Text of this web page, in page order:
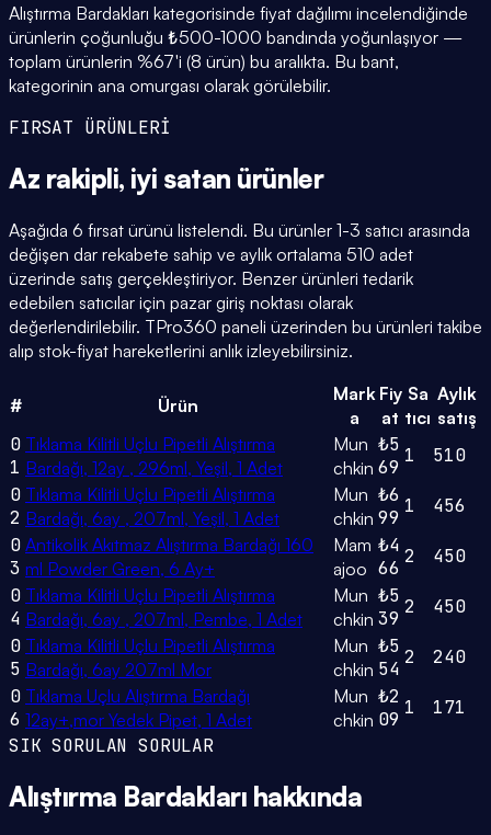
Alıştırma Bardakları kategorisinde fiyat dağılımı incelendiğinde
ürünlerin çoğunluğu ₺500-1000 bandında yoğunlaşıyor —
toplam ürünlerin %67'i (8 ürün) bu aralıkta. Bu bant,
kategorinin ana omurgası olarak görülebilir.
FIRSAT ÜRÜNLERİ
Az rakipli, iyi satan ürünler
Aşağıda 6 fırsat ürünü listelendi. Bu ürünler 1-3 satıcı arasında
değişen dar rekabete sahip ve aylık ortalama 510 adet
üzerinde satış gerçekleştiriyor. Benzer ürünleri tedarik
edebilen satıcılar için pazar giriş noktası olarak
değerlendirilebilir. TPro360 paneli üzerinden bu ürünleri takibe
alıp stok-fiyat hareketlerini anlık izleyebilirsiniz.
# Ürün
Mark
a
Fiy
at
Sa
tıcı
Aylık
satış
0
1
Tıklama Kilitli Uçlu Pipetli Alıştırma
Bardağı, 12ay , 296ml, Yeşil, 1 Adet
Mun
chkin
₺5
69
1
510
0
2
Tıklama Kilitli Uçlu Pipetli Alıştırma
Bardağı, 6ay , 207ml, Yeşil, 1 Adet
Mun
chkin
₺6
99
1
456
0
3
Antikolik Akıtmaz Alıştırma Bardağı 160
ml Powder Green, 6 Ay+
Mam
ajoo
₺4
66
2
450
0
4
Tıklama Kilitli Uçlu Pipetli Alıştırma
Bardağı, 6ay , 207ml, Pembe, 1 Adet
Mun
chkin
₺5
39
2
450
0
5
Tıklama Kilitli Uçlu Pipetli Alıştırma
Bardağı, 6ay 207ml Mor
Mun
chkin
₺5
54
2
240
0
6
Tıklama Uçlu Alıştırma Bardağı
12ay+,mor Yedek Pipet, 1 Adet
Mun
chkin
₺2
09
1
171
SIK SORULAN SORULAR
Alıştırma Bardakları hakkında